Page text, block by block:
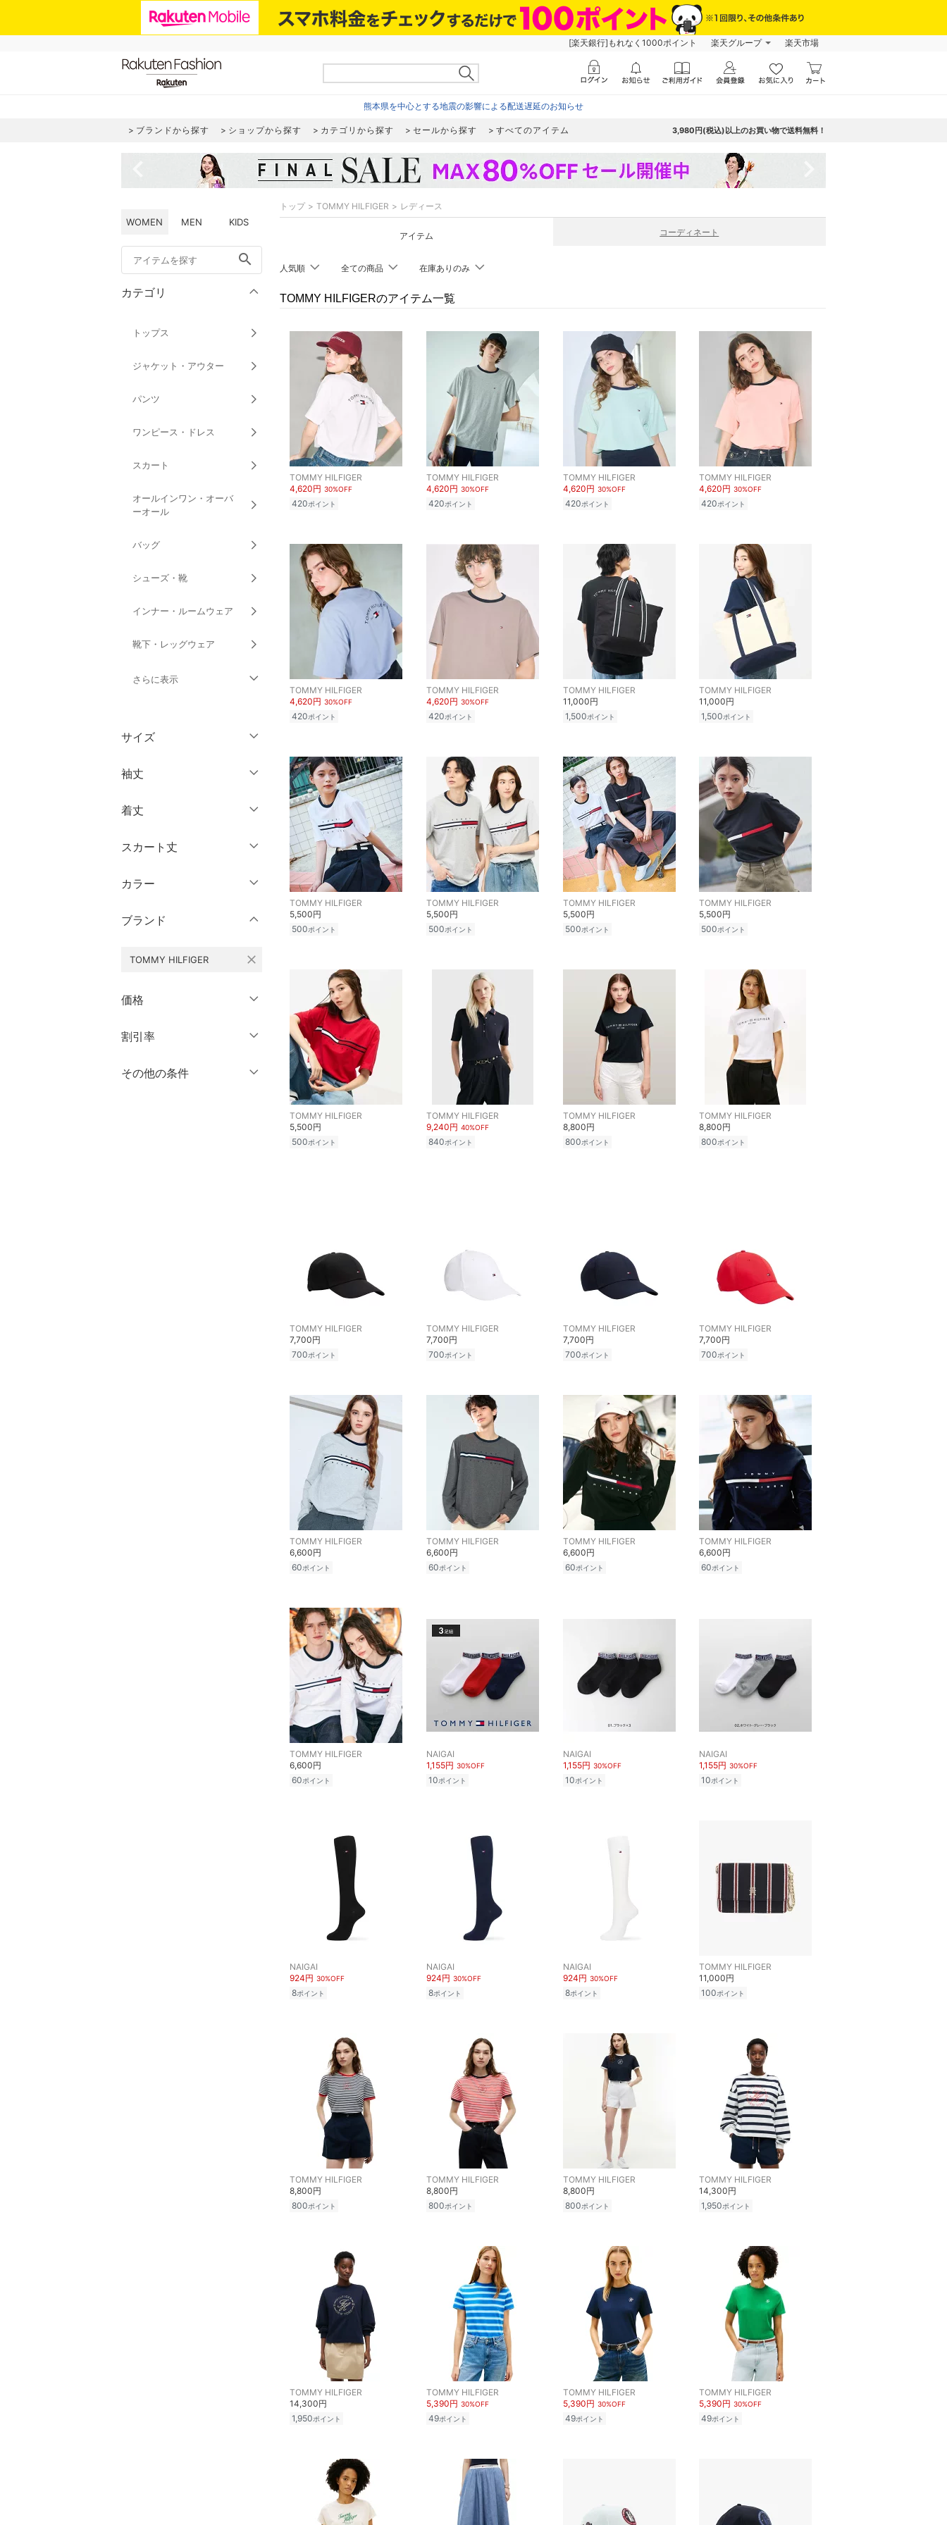
[楽天銀行]もれなく1000ポイント 楽天グループ 楽天市場
熊本県を中心とする地震の影響による配送遅延のお知らせ
ブランドから探す ショップから探す カテゴリから探す セールから探す すべてのアイテム 3,980円(税込)以上のお買い物で送料無料！
WOMEN MEN KIDS
search
カテゴリ
トップス
ジャケット・アウター
パンツ
ワンピース・ドレス
スカート
オールインワン・オーバ
ーオール
バッグ
シューズ・靴
インナー・ルームウェア
靴下・レッグウェア
さらに表示
財布・ポーチ・ケース
帽子
ヘアアクセサリー
マタニティウェア・ベビ
ー用品
スーツ・フォーマル
水着・スイムグッズ
サイズ
ウェア（S/M/L）
M
XL
9
12
15
袖丈
ノースリーブ
半袖
長袖
クリア
着丈
ショート丈
ミドル丈
スカート丈
ミニ丈・ショート丈
膝丈・ミディ丈
ロング丈・マキシ丈
絞り込み
カラー
クリア
ブランド
TOMMY HILFIGER close
価格
絞り込み
割引率
％OFF～ ％OFF
その他の条件
トップ TOMMY HILFIGER レディース
アイテム コーディネート
人気順 全ての商品 在庫ありのみ
TOMMY HILFIGERのアイテム一覧
TOMMY HILFIGER
4,620円 30%OFF
420ポイント
TOMMY HILFIGER
4,620円 30%OFF
420ポイント
TOMMY HILFIGER
4,620円 30%OFF
420ポイント
TOMMY HILFIGER
4,620円 30%OFF
420ポイント
TOMMY HILFIGER
4,620円 30%OFF
420ポイント
TOMMY HILFIGER
4,620円 30%OFF
420ポイント
TOMMY HILFIGER
11,000円
1,500ポイント
TOMMY HILFIGER
11,000円
1,500ポイント
TOMMY HILFIGER
5,500円
500ポイント
TOMMY HILFIGER
5,500円
500ポイント
TOMMY HILFIGER
5,500円
500ポイント
TOMMY HILFIGER
5,500円
500ポイント
TOMMY HILFIGER
5,500円
500ポイント
TOMMY HILFIGER
9,240円 40%OFF
840ポイント
TOMMY HILFIGER
8,800円
800ポイント
TOMMY HILFIGER
8,800円
800ポイント
TOMMY HILFIGER
7,700円
700ポイント
TOMMY HILFIGER
7,700円
700ポイント
TOMMY HILFIGER
7,700円
700ポイント
TOMMY HILFIGER
7,700円
700ポイント
TOMMY HILFIGER
6,600円
60ポイント
TOMMY HILFIGER
6,600円
60ポイント
TOMMY HILFIGER
6,600円
60ポイント
TOMMY HILFIGER
6,600円
60ポイント
TOMMY HILFIGER
6,600円
60ポイント
NAIGAI
1,155円 30%OFF
10ポイント
NAIGAI
1,155円 30%OFF
10ポイント
NAIGAI
1,155円 30%OFF
10ポイント
NAIGAI
924円 30%OFF
8ポイント
NAIGAI
924円 30%OFF
8ポイント
NAIGAI
924円 30%OFF
8ポイント
TOMMY HILFIGER
11,000円
100ポイント
TOMMY HILFIGER
8,800円
800ポイント
TOMMY HILFIGER
8,800円
800ポイント
TOMMY HILFIGER
8,800円
800ポイント
TOMMY HILFIGER
14,300円
1,950ポイント
TOMMY HILFIGER
14,300円
1,950ポイント
TOMMY HILFIGER
5,390円 30%OFF
49ポイント
TOMMY HILFIGER
5,390円 30%OFF
49ポイント
TOMMY HILFIGER
5,390円 30%OFF
49ポイント